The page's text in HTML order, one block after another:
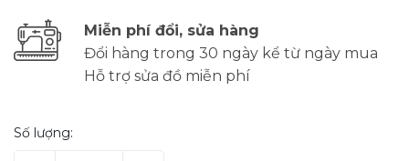
Miễn phí đổi, sửa hàng
Đổi hàng trong 30 ngày kể từ ngày mua
Hỗ trợ sửa đồ miễn phí
Số lượng: